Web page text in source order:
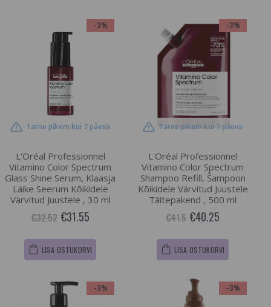
-3%
Tarne pikem kui 7 päeva
L'Oréal Professionnel
Vitamino Color Spectrum
Glass Shine Serum, Klaasja
Läike Seerum Kõikidele
Värvitud Juustele , 30 ml
€32.52 €31.55
LISA OSTUKORVI
-3%
Tarne pikem kui 7 päeva
L'Oréal Professionnel
Vitamino Color Spectrum
Shampoo Refill, Šampoon
Kõikidele Värvitud Juustele
Täitepakend , 500 ml
€41.5 €40.25
LISA OSTUKORVI
-3% -3%